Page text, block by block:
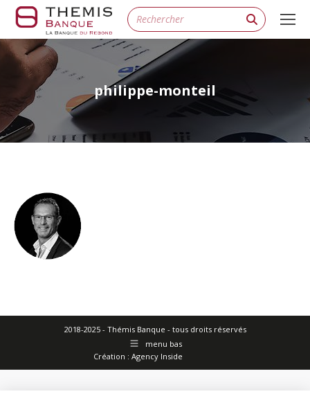
Search:
philippe-monteil
2018-2025 - Thémis Banque - tous droits réservés
menu bas
Création : Agency Inside